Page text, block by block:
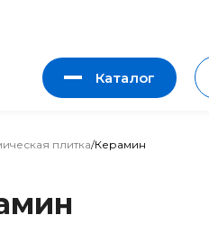
Каталог
плитка/Керамин